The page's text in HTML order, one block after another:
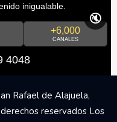
inigualable.
+6,000
CANALES
4048
🔇
Rafael de Alajuela,
reservados Los